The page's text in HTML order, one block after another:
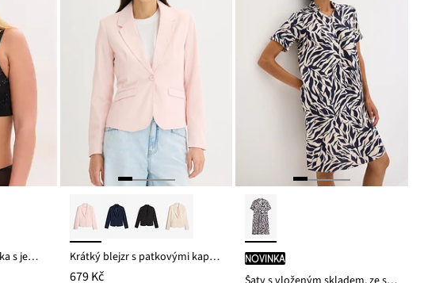
Zmenšovací podprsenka s jemnou krajkou Krátký blejzr s patkovými kapsami
679 Kč
novinka